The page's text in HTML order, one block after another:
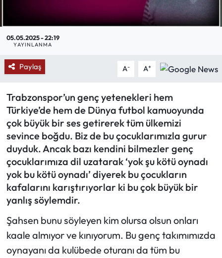
05.05.2025 - 22:19
YAYINLANMA
Paylaş A- A+
Trabzonspor’un genç yetenekleri hem
Türkiye’de hem de Dünya futbol kamuoyunda
çok büyük bir ses getirerek tüm ülkemizi
sevince boğdu. Biz de bu çocuklarımızla gurur
duyduk. Ancak bazı kendini bilmezler genç
çocuklarımıza dil uzatarak ‘yok şu kötü oynadı
yok bu kötü oynadı’ diyerek bu çocukların
kafalarını karıştırıyorlar ki bu çok büyük bir
yanlış söylemdir.
Şahsen bunu söyleyen kim olursa olsun onları
kaale almıyor ve kınıyorum. Bu genç takımımızda
oynayanı da kulübede oturanı da tüm bu
Mektup Galeri
Röportaj
Manşet
Köşe Yazıları
Karikatür Galeri
BIK
ASTROLOJİ
Spor Yazıları
Mektup Galeri
Ekonomi